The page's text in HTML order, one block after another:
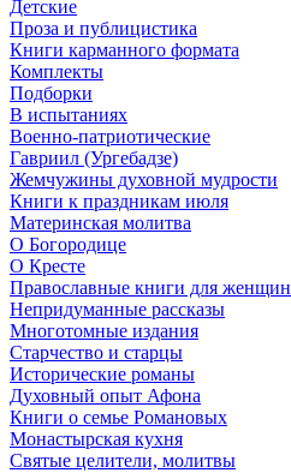
Детские
Проза и публицистика
Книги карманного формата
Комплекты
Подборки
В испытаниях
Военно-патриотические
Гавриил (Ургебадзе)
Жемчужины духовной мудрости
Книги к праздникам июля
Материнская молитва
О Богородице
О Кресте
Православные книги для женщин
Непридуманные рассказы
Многотомные издания
Старчество и старцы
Исторические романы
Духовный опыт Афона
Книги о семье Романовых
Монастырская кухня
Святые целители, молитвы